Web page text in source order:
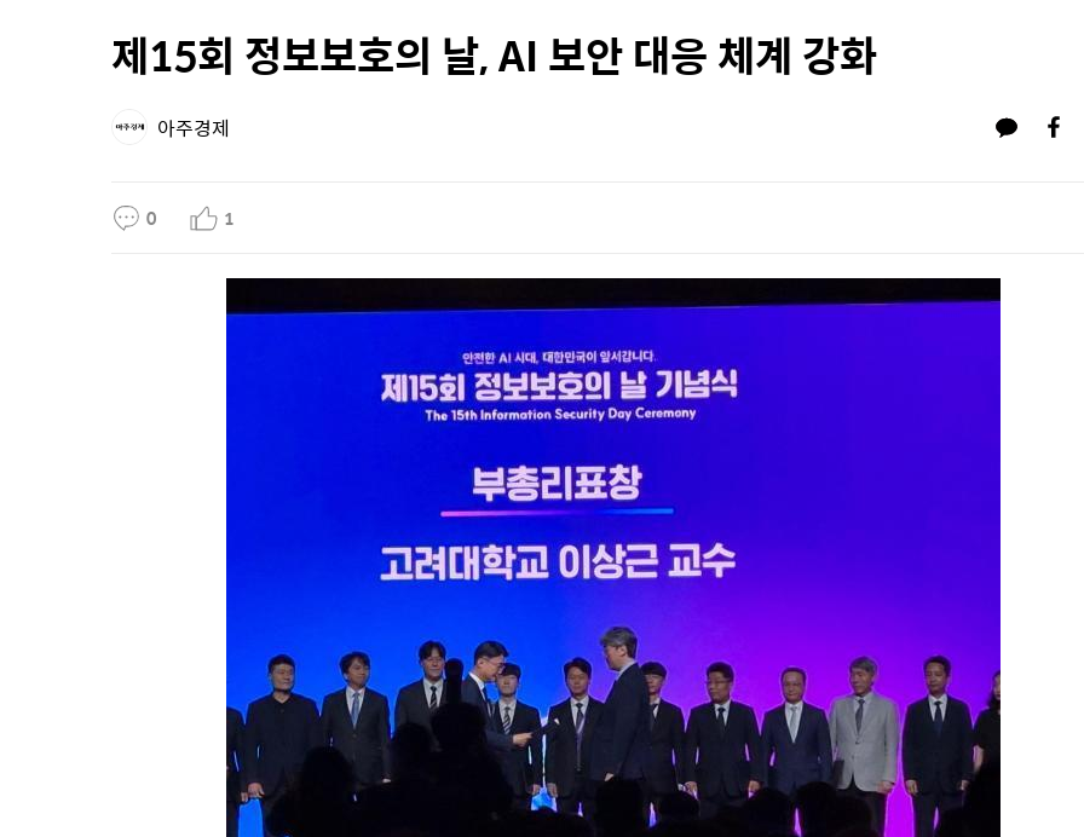
제15회 정보보호의 날, AI 보안 대응 체계 강화
아주경제
0 1